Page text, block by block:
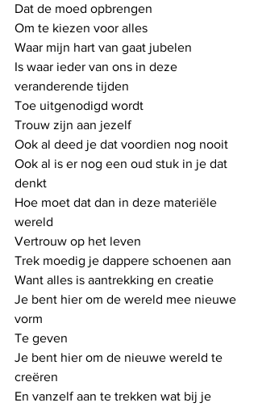
Dat de moed opbrengen
Om te kiezen voor alles
Waar mijn hart van gaat jubelen
Is waar ieder van ons in deze
veranderende tijden
Toe uitgenodigd wordt
Trouw zijn aan jezelf
Ook al deed je dat voordien nog nooit
Ook al is er nog een oud stuk in je dat
denkt
Hoe moet dat dan in deze materiële
wereld
Vertrouw op het leven
Trek moedig je dappere schoenen aan
Want alles is aantrekking en creatie
Je bent hier om de wereld mee nieuwe
vorm
Te geven
Je bent hier om de nieuwe wereld te
creëren
En vanzelf aan te trekken wat bij je